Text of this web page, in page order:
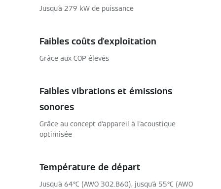
Jusqu'à 279 kW de puissance
Faibles coûts d'exploitation
Grâce aux COP élevés
Faibles vibrations et émissions
sonores
Grâce au concept d'appareil à l'acoustique
optimisée
Température de départ
Jusqu'à 64°C (AWO 302.B60), jusqu'à 55°C (AWO